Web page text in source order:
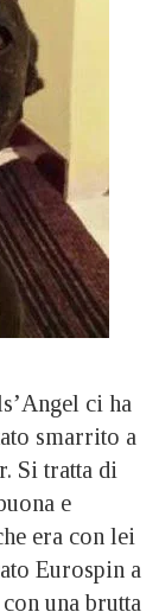
ci ha
smarrito a
Si tratta di
e
era con lei
Eurospin a
una brutta